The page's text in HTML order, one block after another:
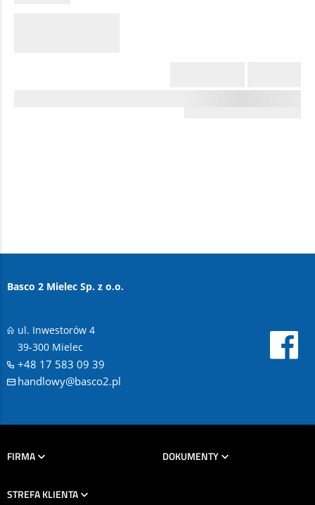
Basco 2 Mielec Sp. z o.o.
ul. Inwestorów 4
39-300 Mielec
+48 17 583 09 39
handlowy@basco2.pl
FIRMA
STREFA KLIENTA
DOKUMENTY